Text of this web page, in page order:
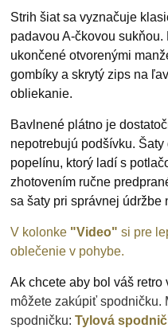
Strih šiat sa vyznačuje
padavou A-čkovou
ukončené otvorenými
gombíky a skrytý zips na
obliekanie.
Bavlnené plátno je
nepotrebujú podšívku.
popelínu, ktorý ladí s
zhotovením ručne
sa šaty pri správnej údržbe
V kolonke "Video" si pre
oblečenie v pohybe.
Ak chcete aby bol váš
môžete zakúpiť spodničku.
spodničku:Tylová